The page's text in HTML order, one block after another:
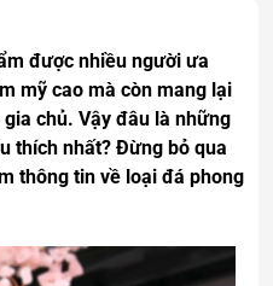
được nhiều người ưa
mỹ cao mà còn mang lại
chủ. Vậy đâu là những
thích nhất? Đừng bỏ qua
thông tin về loại đá phong